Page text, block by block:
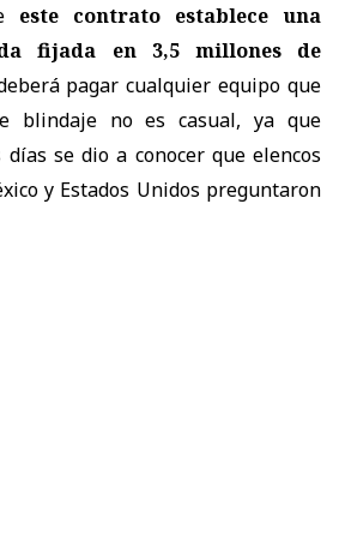
este contrato establece una
fijada en 3,5 millones de
pagar cualquier equipo que
blindaje no es casual, ya que
se dio a conocer que elencos
y Estados Unidos preguntaron